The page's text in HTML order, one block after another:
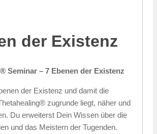
der Existenz
Seminar – 7 Ebenen der Existenz
der Existenz und damit die
zugrunde liegt, näher und
Du erweiterst Dein Wissen über die
und das Meistern der Tugenden.